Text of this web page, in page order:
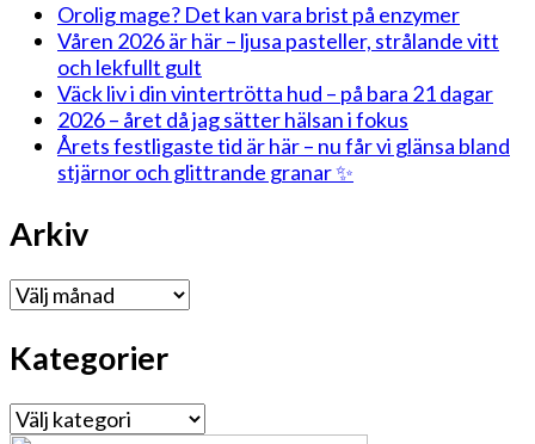
Orolig mage? Det kan vara brist på enzymer
Våren 2026 är här – ljusa pasteller, strålande vitt
och lekfullt gult
Väck liv i din vintertrötta hud – på bara 21 dagar
2026 – året då jag sätter hälsan i fokus
Årets festligaste tid är här – nu får vi glänsa bland
stjärnor och glittrande granar ✨
Arkiv
Arkiv
Kategorier
Kategorier